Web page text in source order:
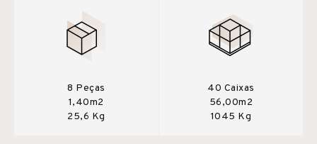
8 Peças
1,40m2
25,6 Kg
40 Caixas
56,00m2
1045 Kg